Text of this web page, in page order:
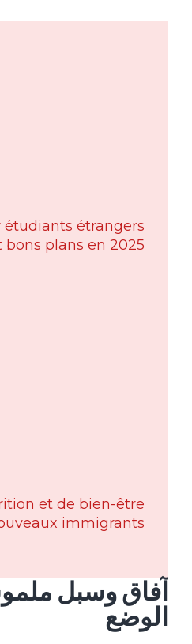
étrangers
bons plans en 2025
et de bien-être
immigrants
آفاق وسبل
الوضع